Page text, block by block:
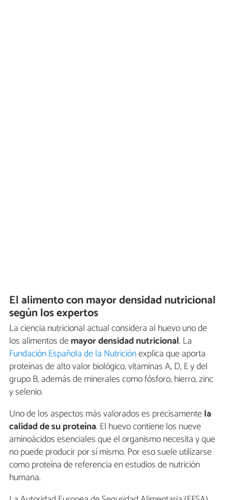
El alimento con mayor densidad nutricional
según los expertos
La ciencia nutricional actual considera al huevo uno de
los alimentos demayor densidad nutricional. La
Fundación Española de la Nutriciónexplica que aporta
proteínas de alto valor biológico, vitaminas A, D, E y del
grupo B, además de minerales como fósforo, hierro, zinc
y selenio.
Uno de los aspectos más valorados es precisamentela
calidad de su proteína. El huevo contiene los nueve
aminoácidos esenciales que el organismo necesita y que
no puede producir por sí mismo. Por eso suele utilizarse
como proteína de referencia en estudios de nutrición
humana.